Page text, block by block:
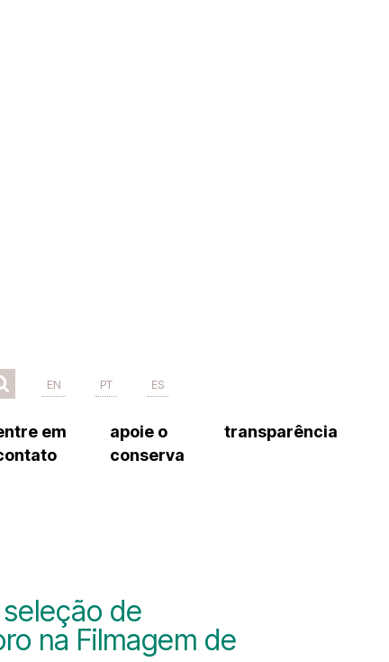
EN PT ES
em
imprensa
apoie o
conserva
transparência
de
na Filmagem de